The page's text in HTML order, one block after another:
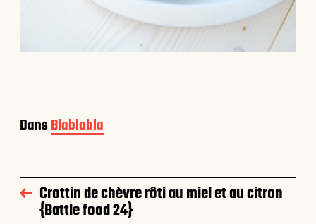
DansBlablabla
Crottin de chèvre rôti au miel et au citron
{Battle food 24}